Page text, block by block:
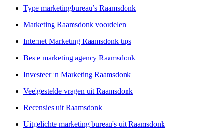
Type marketingbureau’s Raamsdonk
Marketing Raamsdonk voordelen
Internet Marketing Raamsdonk tips
Beste marketing agency Raamsdonk
Investeer in Marketing Raamsdonk
Veelgestelde vragen uit Raamsdonk
Recensies uit Raamsdonk
Uitgelichte marketing bureau's uit Raamsdonk